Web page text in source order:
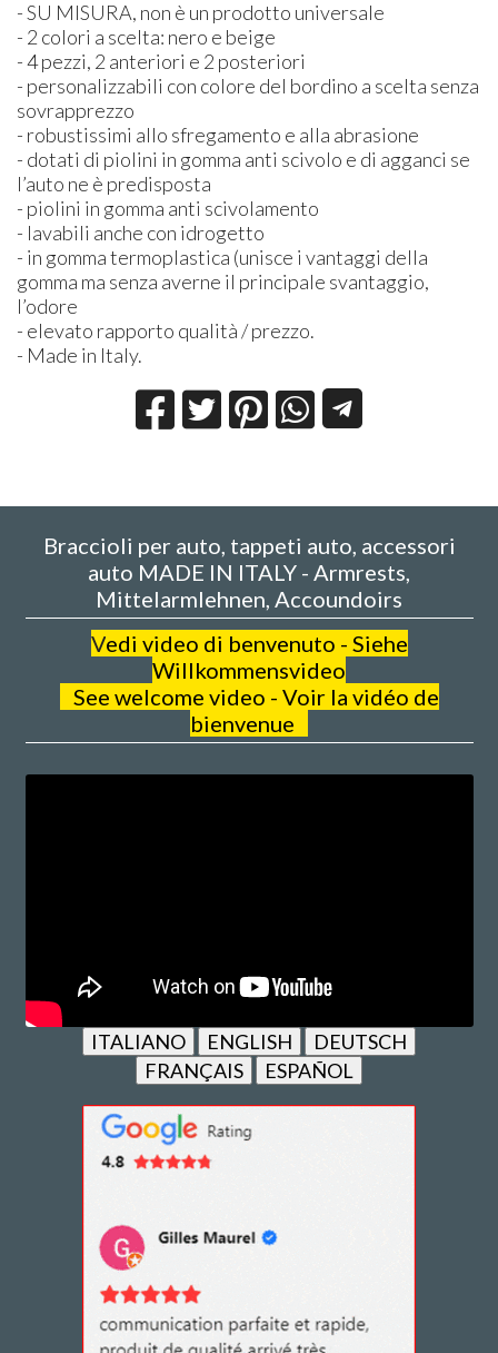
- SU MISURA, non è un prodotto universale
- 2 colori a scelta: nero e beige
- 4 pezzi, 2 anteriori e 2 posteriori
- personalizzabili con colore del bordino a scelta senza
sovrapprezzo
- robustissimi allo sfregamento e alla abrasione
- dotati di piolini in gomma anti scivolo e di agganci se
l’auto ne è predisposta
- piolini in gomma anti scivolamento
- lavabili anche con idrogetto
- in gomma termoplastica (unisce i vantaggi della
gomma ma senza averne il principale svantaggio,
l’odore
- elevato rapporto qualità / prezzo.
- Made in Italy.
Braccioli per auto, tappeti auto, accessori
auto MADE IN ITALY - Armrests,
Mittelarmlehnen, Accoundoirs
Vedi video di benvenuto - Siehe
Willkommensvideo
See welcome video - Voir la vidéo de
bienvenue
ITALIANO ENGLISH
DEUTSCH
FRANÇAIS
ESPAÑOL